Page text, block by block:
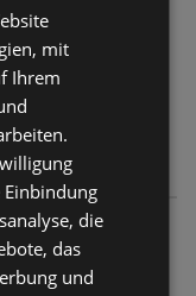
Seiten
mit
Ihrem
die
das
und